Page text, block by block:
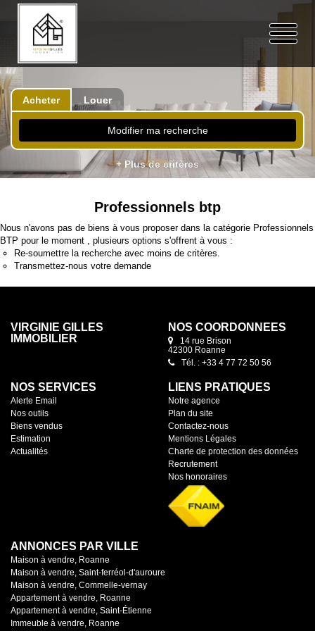
Acheter Louer
Modifier ma recherche
+ Plus de critères
Professionnels btp
Nous n'avons pas de biens à vous proposer dans la catégorie Professionnels
BTP pour le moment , plusieurs options s'offrent à vous :
Re-soumettre la recherche avec moins de critères.
Transmettez-nous votre demande
VIRGINIE GILLES
IMMOBILIER
NOS COORDONNÉES
14 rue Brison
42300 Roanne
Tél. : +33 4 77 72 50 56
NOS SERVICES
Alerte Email
Nos outils
Biens vendus
Estimation
Actualités
LIENS PRATIQUES
Notre agence
Plan du site
Contactez-nous
Mentions Légales
Charte de protection des données
Recrutement
Nos honoraires
ANNONCES PAR VILLE
Maison à vendre, Roanne
Maison à vendre, Saint-ferréol-d'auroure
Maison à vendre, Commelle-vernay
Appartement à vendre, Roanne
Appartement à vendre, Saint-Étienne
Immeuble à vendre, Roanne